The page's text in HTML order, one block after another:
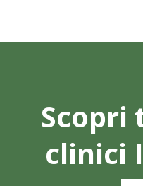
Scopri
clinici